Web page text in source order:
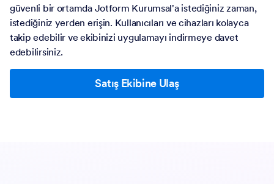
güvenli bir ortamda Jotform Kurumsal'a istediğiniz zaman,
istediğiniz yerden erişin. Kullanıcıları ve cihazları kolayca
takip edebilir ve ekibinizi uygulamayı indirmeye davet
edebilirsiniz.
Satış Ekibine Ulaş